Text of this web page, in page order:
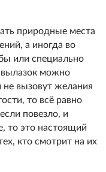
природные места
а иногда во
или специально
вылазок можно
не вызовут желания
то всё равно
повезло, и
то это настоящий
кто смотрит на их